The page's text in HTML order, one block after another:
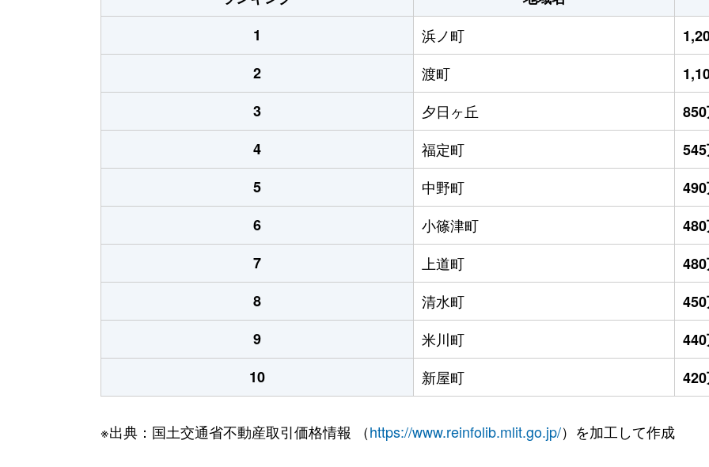
1
浜ノ町
2
渡町
3
夕日ヶ丘
4
福定町
5
中野町
6
小篠津町
7
上道町
8
清水町
9
米川町
10
新屋町
※出典：国土交通省不動産取引価格情報 （https://www.reinfolib.mlit.go.jp/）を加工して作成